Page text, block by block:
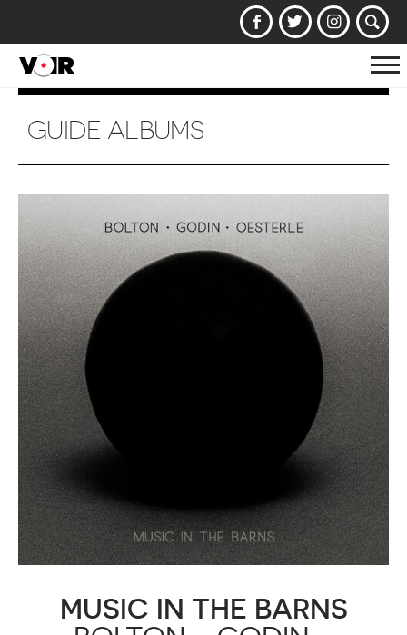
la
GUIDE ALBUMS
MUSIC IN THE BARNS